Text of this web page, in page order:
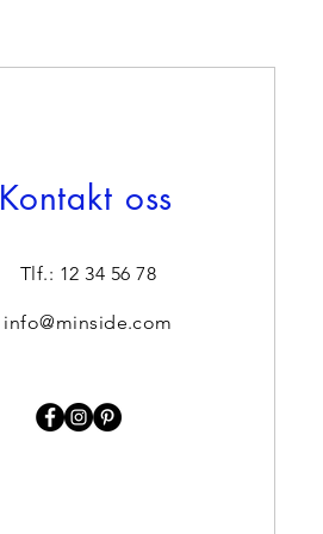
Kontakt oss
Tlf.: 12 34 56 78
info@minside.com